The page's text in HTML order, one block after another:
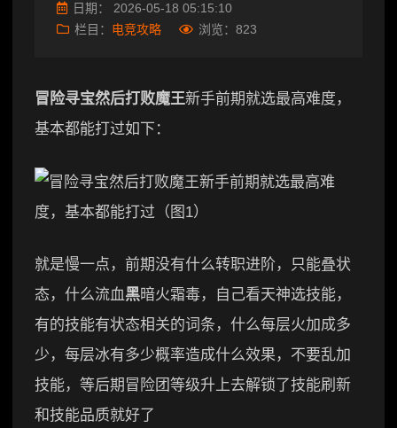
日期： 2026-05-18 05:15:10
栏目： 电竞攻略 浏览： 823
冒险寻宝然后打败魔王新手前期就选最高难度，
基本都能打过如下：
就是慢一点，前期没有什么转职进阶，只能叠状
态，什么流血黑暗火霜毒，自己看天神选技能，
有的技能有状态相关的词条，什么每层火加成多
少，每层冰有多少概率造成什么效果，不要乱加
技能，等后期冒险团等级升上去解锁了技能刷新
和技能品质就好了